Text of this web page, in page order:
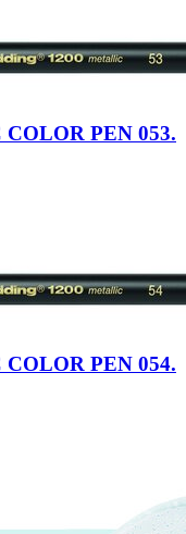
PEN 053.
PEN 054.